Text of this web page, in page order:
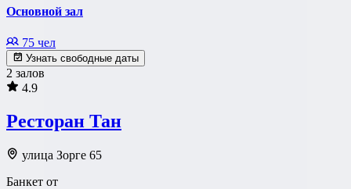
Основной зал
75 чел
Узнать свободные даты
2 залов
4.9
Ресторан Тан
улица Зорге 65
Банкет от